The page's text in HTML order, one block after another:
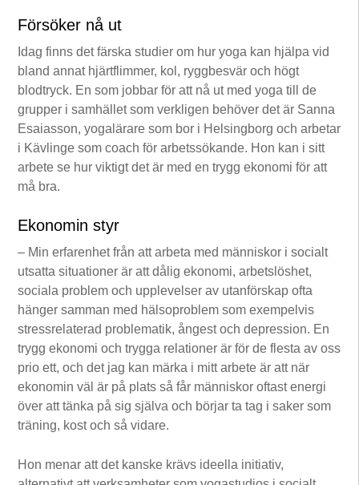
Försöker nå ut
Idag finns det färska studier om hur yoga kan hjälpa vid
bland annat hjärtflimmer, kol, ryggbesvär och högt
blodtryck. En som jobbar för att nå ut med yoga till de
grupper i samhället som verkligen behöver det är Sanna
Esaiasson, yogalärare som bor i Helsingborg och arbetar
i Kävlinge som coach för arbetssökande. Hon kan i sitt
arbete se hur viktigt det är med en trygg ekonomi för att
må bra.
Ekonomin styr
– Min erfarenhet från att arbeta med människor i socialt
utsatta situationer är att dålig ekonomi, arbetslöshet,
sociala problem och upplevelser av utanförskap ofta
hänger samman med hälsoproblem som exempelvis
stressrelaterad problematik, ångest och depression. En
trygg ekonomi och trygga relationer är för de flesta av oss
prio ett, och det jag kan märka i mitt arbete är att när
ekonomin väl är på plats så får människor oftast energi
över att tänka på sig själva och börjar ta tag i saker som
träning, kost och så vidare.
Hon menar att det kanske krävs ideella initiativ,